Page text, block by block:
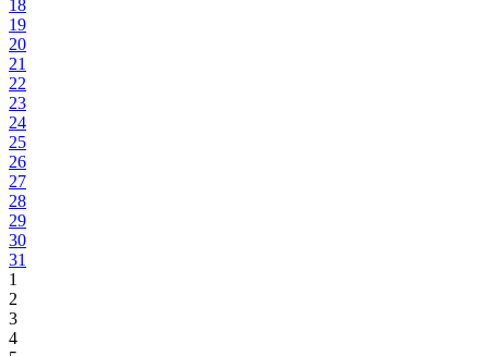
18
19
20
21
22
23
24
25
26
27
28
29
30
31
1
2
3
4